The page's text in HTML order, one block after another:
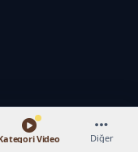
Video Diğer